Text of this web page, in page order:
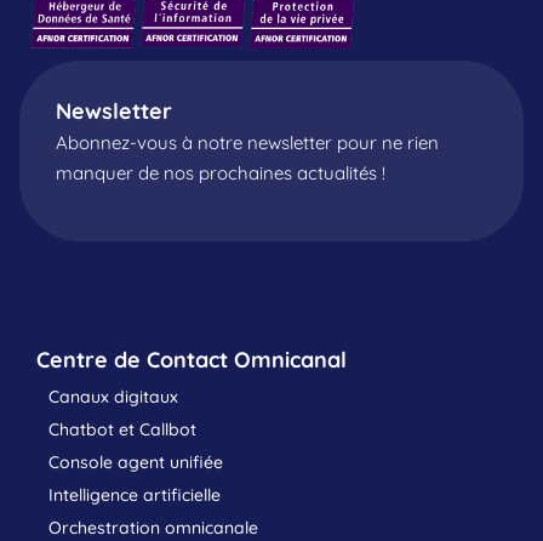
Newsletter
Abonnez-vous à notre newsletter pour ne rien
manquer de nos prochaines actualités !
Centre de Contact Omnicanal
Canaux digitaux
Chatbot et Callbot
Console agent unifiée
Intelligence artificielle
Orchestration omnicanale